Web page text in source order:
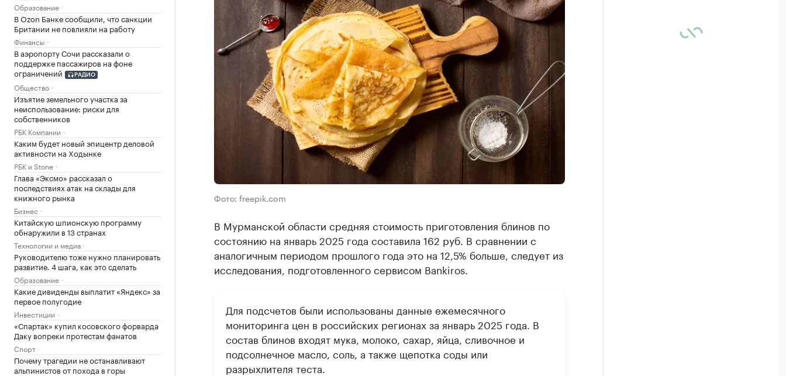
Образование
В Ozon Банке сообщили, что санкции
Британии не повлияли на работу
Финансы
В аэропорту Сочи рассказали о
поддержке пассажиров на фоне
ограничений
РАДИО
Общество
Изъятие земельного участка за
неиспользование: риски для
собственников
РБК Компании
Каким будет новый эпицентр деловой
активности на Ходынке
РБК и Stone
Глава «Эксмо» рассказал о
последствиях атак на склады для
книжного рынка
Бизнес
Китайскую шпионскую программу
обнаружили в 13 странах
Технологии и медиа
Руководителю тоже нужно планировать
развитие. 4 шага, как это сделать
Образование
Какие дивиденды выплатит «Яндекс» за
первое полугодие
Инвестиции
«Спартак» купил косовского форварда
Даку вопреки протестам фанатов
Спорт
Почему трагедии не останавливают
альпинистов от похода в горы
Фото: freepik.com
В Мурманской области средняя стоимость приготовления блинов по
состоянию на январь 2025 года составила 162 руб. В сравнении с
аналогичным периодом прошлого года это на 12,5% больше, следует из
исследования, подготовленного сервисом Bankiros.
Для подсчетов были использованы данные ежемесячного
мониторинга цен в российских регионах за январь 2025 года. В
состав блинов входят мука, молоко, сахар, яйца, сливочное и
подсолнечное масло, соль, а также щепотка соды или
разрыхлителя теста.